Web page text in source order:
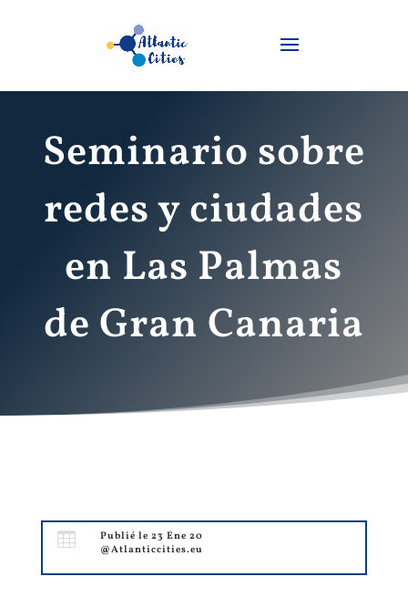
Seminario sobre
redes y ciudades
en Las Palmas
de Gran Canaria

Publié le 23 Ene 20
@Atlanticcities.eu